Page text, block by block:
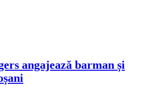
angajează barman și